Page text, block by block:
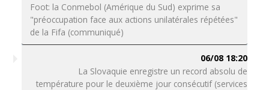
Foot: la Conmebol (Amérique du Sud) exprime sa
"préoccupation face aux actions unilatérales répétées"
de la Fifa (communiqué)
06/08 18:20
La Slovaquie enregistre un record absolu de
température pour le deuxième jour consécutif (services